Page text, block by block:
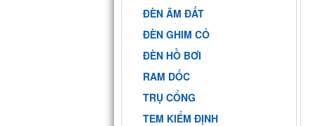
ĐÈN ÂM ĐẤT
ĐÈN GHIM CỎ
ĐÈN HỒ BƠI
RAM DỐC
TRỤ CỔNG
TEM KIỂM ĐỊNH